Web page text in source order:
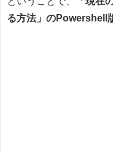
る方法」のPowershell